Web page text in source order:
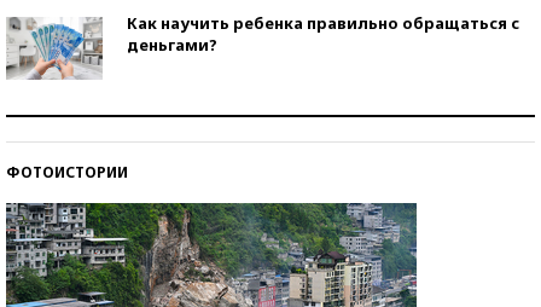
Как научить ребенка правильно обращаться с
деньгами?
ФОТОИСТОРИИ